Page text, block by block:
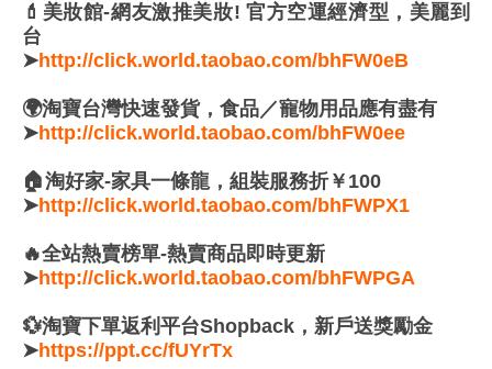
💄美妝館-網友激推美妝! 官方空運經濟型，美麗到
台
➤http://click.world.taobao.com/bhFW0eB
🌍淘寶台灣快速發貨，食品／寵物用品應有盡有
➤http://click.world.taobao.com/bhFW0ee
🏠淘好家-家具一條龍，組裝服務折￥100
➤http://click.world.taobao.com/bhFWPX1
🔥全站熱賣榜單-熱賣商品即時更新
➤http://click.world.taobao.com/bhFWPGA
💱淘寶下單返利平台Shopback，新戶送獎勵金
➤https://ppt.cc/fUYrTx